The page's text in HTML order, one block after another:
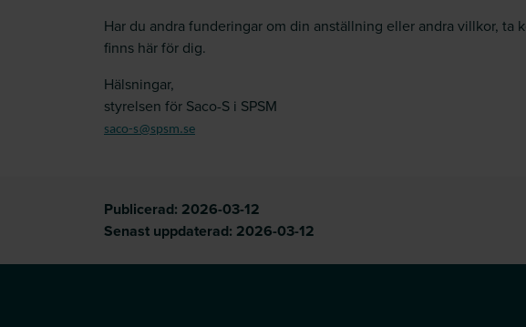
Har du andra funderingar om din anställning eller andra villkor, ta
finns här för dig.
Hälsningar,
styrelsen för Saco-S i SPSM
saco-s@spsm.se
Publicerad: 2026-03-12
Senast uppdaterad: 2026-03-12